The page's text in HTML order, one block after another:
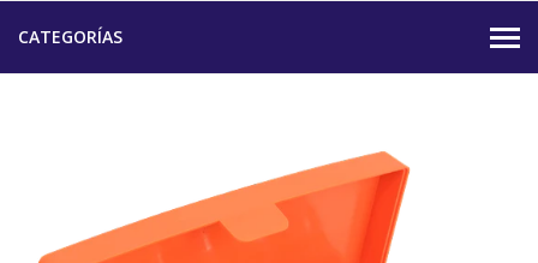
CATEGORÍAS